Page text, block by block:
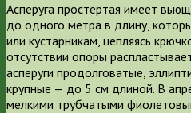
Асперуга простертая имеет
до одного метра в длину,
или кустарникам, цепляясь
отсутствии опоры
асперуги продолговатые,
крупные — до 5 см длиной. В
мелкими трубчатыми